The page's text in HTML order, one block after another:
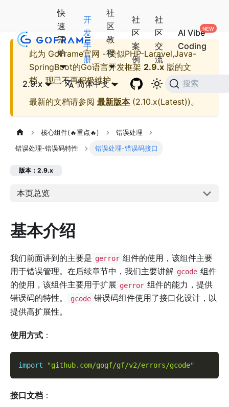
快
速
开
始
开
发
手
册
社
区
教
程
社
区
案
例
社
区
交
流
AI Vibe
Coding
2.9.x 简体中文 搜索
此为 GoFrame官网 - 类似PHP-Laravel,Java-
SpringBoot的Go语言开发框架 2.9.x 版的文
档，现已不再积极维护。
最新的文档请参阅 最新版本(2.10.x(Latest))。
核心组件(🔥重点🔥) 错误处理
错误处理-错误码特性 错误处理-错误码接口
版本：2.9.x
本页总览
基本介绍
我们前面讲到的主要是 gerror 组件的使用，该组件主要
用于错误管理。在后续章节中，我们主要讲解 gcode 组件
的使用，该组件主要用于扩展 gerror 组件的能力，提供
错误码的特性。
gcode 错误码组件使用了接口化设计，以
提供高扩展性。
使用方式 ：
import "github.com/gogf/gf/v2/errors/gcode"
接口文档 ：